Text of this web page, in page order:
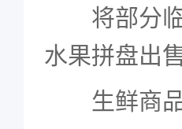
将部分临
水果拼盘出
生鲜商品